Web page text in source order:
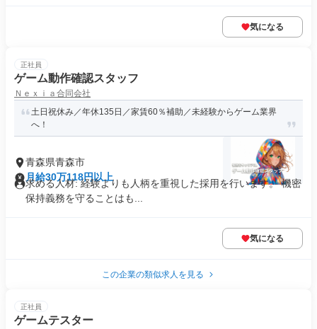
気になる
正社員
ゲーム動作確認スタッフ
Ｎｅｘｉａ合同会社
土日祝休み／年休135日／家賃60％補助／未経験からゲーム業界
へ！
青森県青森市
月給30万118円以上
求める人材: 経験よりも人柄を重視した採用を行います。 機密
保持義務を守ることはも...
気になる
この企業の類似求人を見る
正社員
ゲームテスター